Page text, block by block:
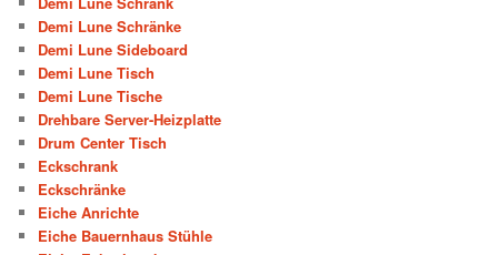
Demi Lune Schränke
Demi Lune Sideboard
Demi Lune Tisch
Demi Lune Tische
Drehbare Server-Heizplatte
Drum Center Tisch
Eckschrank
Eckschränke
Eiche Anrichte
Eiche Bauernhaus Stühle